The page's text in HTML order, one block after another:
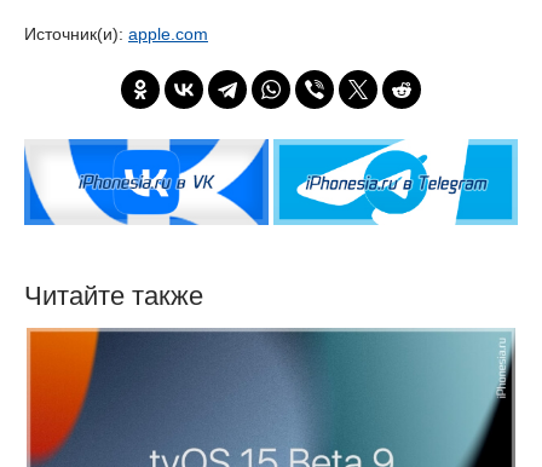
Источник(и): apple.com
Читайте также